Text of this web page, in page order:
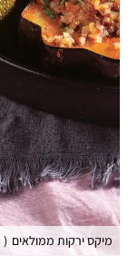
מיקס ירקות ממולאים (